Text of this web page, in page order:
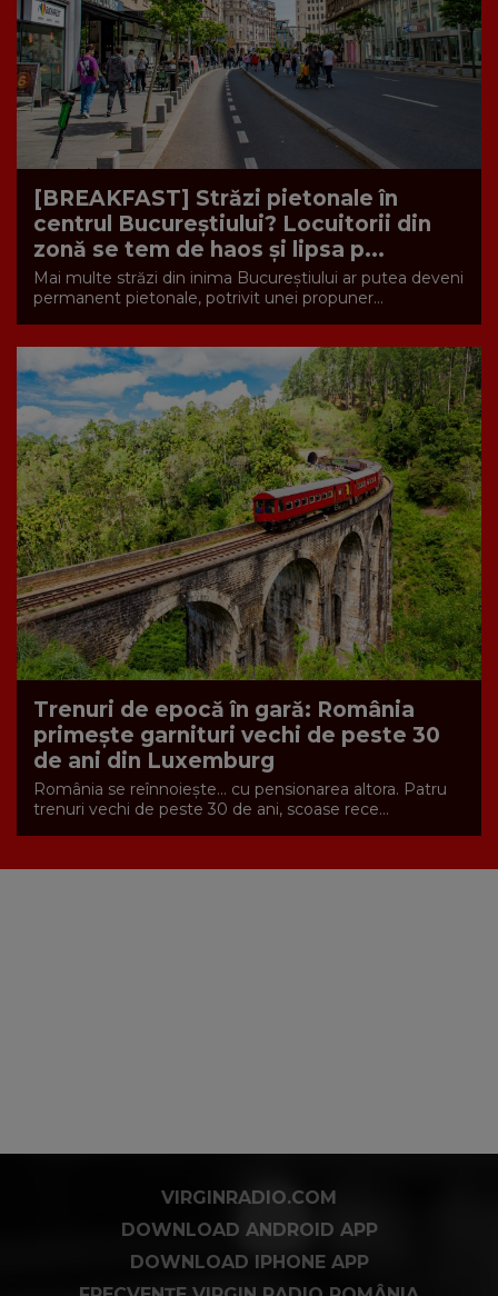
[BREAKFAST] Străzi pietonale în
centrul Bucureștiului? Locuitorii din
zonă se tem de haos și lipsa p...
Mai multe străzi din inima Bucureștiului ar putea deveni
permanent pietonale, potrivit unei propuner...
Trenuri de epocă în gară: România
primește garnituri vechi de peste 30
de ani din Luxemburg
România se reînnoiește... cu pensionarea altora. Patru
trenuri vechi de peste 30 de ani, scoase rece...
VIRGINRADIO.COM
DOWNLOAD ANDROID APP
DOWNLOAD IPHONE APP